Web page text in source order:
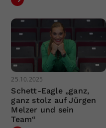
25.10.2025
Schett-Eagle „ganz,
ganz stolz auf Jürgen
Melzer und sein
Team“